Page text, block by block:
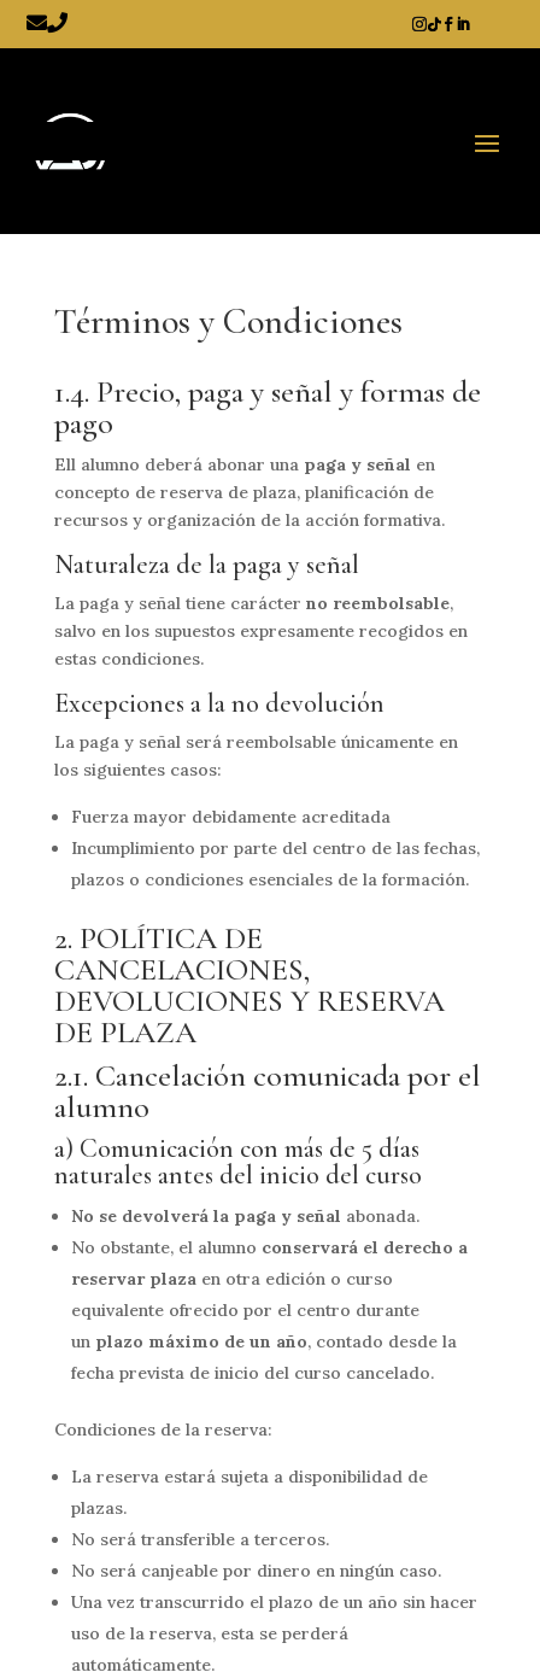
Términos y Condiciones
1.4. Precio, paga y señal y formas de
pago
Ell alumno deberá abonar una paga y señal en
concepto de reserva de plaza, planificación de
recursos y organización de la acción formativa.
Naturaleza de la paga y señal
La paga y señal tiene carácter no reembolsable,
salvo en los supuestos expresamente recogidos en
estas condiciones.
Excepciones a la no devolución
La paga y señal será reembolsable únicamente en
los siguientes casos:
Fuerza mayor debidamente acreditada
Incumplimiento por parte del centro de las fechas,
plazos o condiciones esenciales de la formación.
2. POLÍTICA DE
CANCELACIONES,
DEVOLUCIONES Y RESERVA
DE PLAZA
2.1. Cancelación comunicada por el
alumno
a) Comunicación con más de 5 días
naturales antes del inicio del curso
No se devolverá la paga y señal abonada.
No obstante, el alumno conservará el derecho a
reservar plazaen otra edición o curso
equivalente ofrecido por el centro durante
un plazo máximo de un año, contado desde la
fecha prevista de inicio del curso cancelado.
Condiciones de la reserva:
La reserva estará sujeta a disponibilidad de
plazas.
No será transferible a terceros.
No será canjeable por dinero en ningún caso.
Una vez transcurrido el plazo de un año sin hacer
uso de la reserva, esta se perderá
automáticamente.